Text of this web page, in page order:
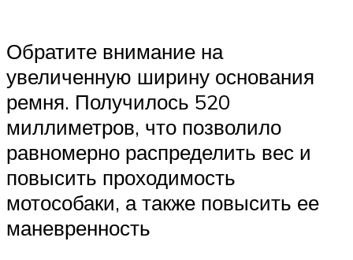
Обратите внимание на
увеличенную ширину основания
ремня. Получилось 520
миллиметров, что позволило
равномерно распределить вес и
повысить проходимость
мотособаки, а также повысить ее
маневренность